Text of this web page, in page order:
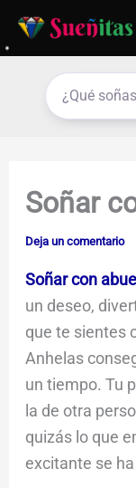
Soñar
Deja un comentario
Soñar con
un deseo,
que te sientes
Anhelas
un tiempo. Tu
la de otra
quizás lo que
excitante se